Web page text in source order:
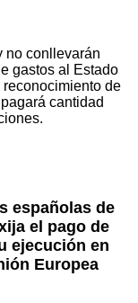
no conllevarán
gastos al Estado
de
cantidad
españolas de
el pago de
ejecución en
Europea